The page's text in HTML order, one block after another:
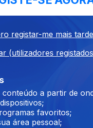
início à Rota dos Vinhos
e Minho.
enoturismo, 14 regiões
Sul , Madeira e Açores e
registar-me mais tarde
(utilizadores
conteúdo a partir de
favoritos;
área pessoal;